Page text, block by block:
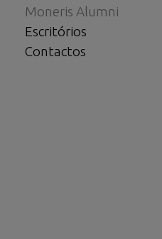
Moneris Alumni
Escritórios
Contactos